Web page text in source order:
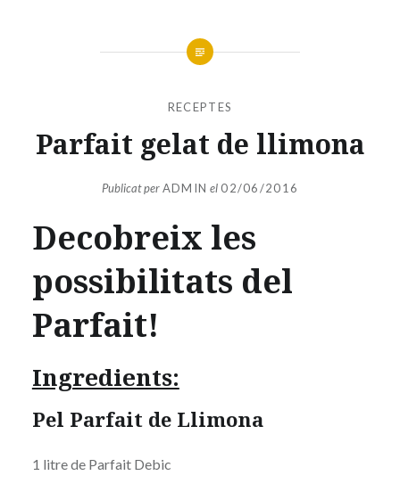
RECEPTES
Parfait gelat de llimona
Publicat perADMIN el02/06/2016
Decobreix les
possibilitats del
Parfait!
Ingredients:
Pel Parfait de Llimona
1 litre de Parfait Debic